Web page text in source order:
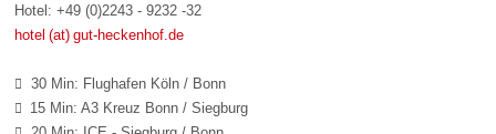
Hotel: +49 (0)2243 - 9232 -32
hotel (at) gut-heckenhof.de
 30 Min: Flughafen Köln / Bonn
 15 Min: A3 Kreuz Bonn / Siegburg